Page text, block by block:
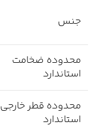
جنس
محدوده ضخامت
استاندارد
محدوده قطر خارجی
استاندارد